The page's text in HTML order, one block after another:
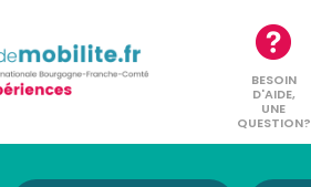
BESOIN
D'AIDE,
UNE
QUESTION?